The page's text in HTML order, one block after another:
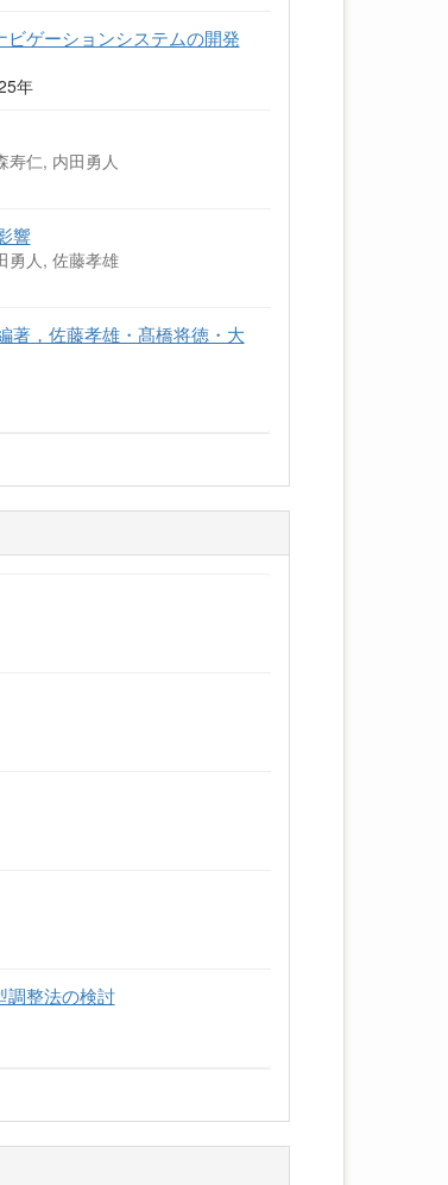
ゲーションシステムの開発
年
寿仁, 内田勇人
響
勇人, 佐藤孝雄
，佐藤孝雄・髙橋将徳・大
調整法の検討